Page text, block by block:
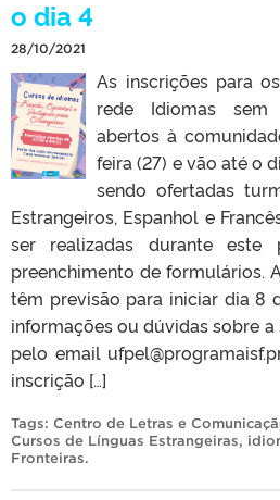
o dia 4
28/10/2021
As inscrições para
rede Idiomas sem
abertos à
feira (27) e vão até o
sendo ofertadas
Estrangeiros, Espanhol e
ser realizadas durante
preenchimento de formulários.
têm previsão para iniciar dia 8
informações ou dúvidas sobre
pelo email
inscrição […]
Tags: Centro de Letras e
Cursos de Línguas Estrangeiras,
Fronteiras.